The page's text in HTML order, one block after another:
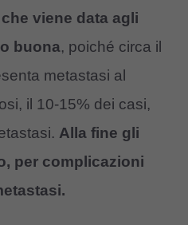
viene data agli
buona, poiché circa il
metastasi al
il 10-15% dei casi,
Alla fine gli
per complicazioni